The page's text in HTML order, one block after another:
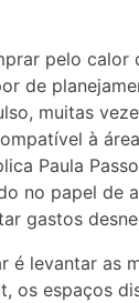
pelo calor
de
muitas
à
Paula
no papel de
gastos
é levantar as
os espaços